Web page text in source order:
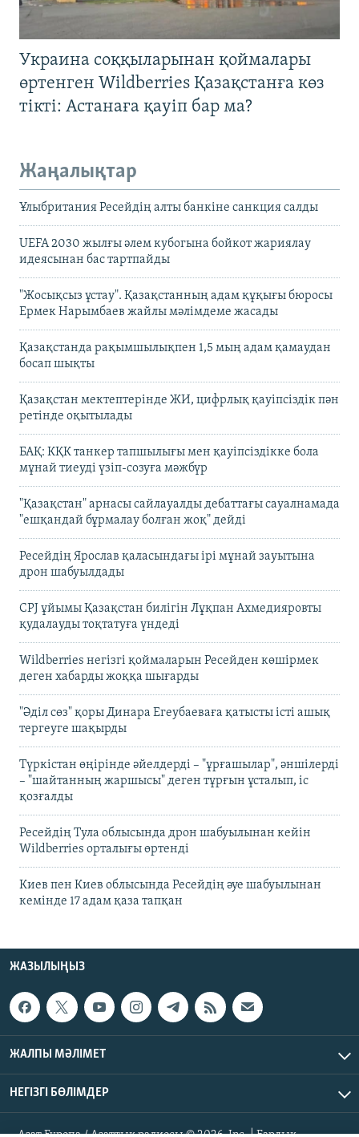
Украина соққыларынан қоймалары
өртенген Wildberries Қазақстанға көз
тікті: Астанаға қауіп бар ма?
Жаңалықтар
Ұлыбритания Ресейдің алты банкіне санкция салды
UEFA 2030 жылғы әлем кубогына бойкот жариялау
идеясынан бас тартпайды
"Жосықсыз ұстау". Қазақстанның адам құқығы бюросы
Ермек Нарымбаев жайлы мәлімдеме жасады
Қазақстанда рақымшылықпен 1,5 мың адам қамаудан
босап шықты
Қазақстан мектептерінде ЖИ, цифрлық қауіпсіздік пән
ретінде оқытылады
БАҚ: КҚК танкер тапшылығы мен қауіпсіздікке бола
мұнай тиеуді үзіп-созуға мәжбүр
"Қазақстан" арнасы сайлауалды дебаттағы сауалнамада
"ешқандай бұрмалау болған жоқ" дейді
Ресейдің Ярослав қаласындағы ірі мұнай зауытына
дрон шабуылдады
CPJ ұйымы Қазақстан билігін Лұқпан Ахмедияровты
қудалауды тоқтатуға үндеді
Wildberries негізгі қоймаларын Ресейден көшірмек
деген хабарды жоққа шығарды
"Әділ сөз" қоры Динара Егеубаеваға қатысты істі ашық
тергеуге шақырды
Түркістан өңірінде әйелдерді – "ұрғашылар", әншілерді
– "шайтанның жаршысы" деген тұрғын ұсталып, іс
қозғалды
Ресейдің Тула облысында дрон шабуылынан кейін
Wildberries орталығы өртенді
Киев пен Киев облысында Ресейдің әуе шабуылынан
кемінде 17 адам қаза тапқан
ЖАЗЫЛЫҢЫЗ
ЖАЛПЫ МӘЛІМЕТ
НЕГІЗГІ БӨЛІМДЕР